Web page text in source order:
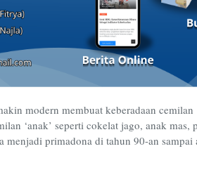
modern membuat keberadaan cemilan
‘anak’ seperti cokelat jago, anak
menjadi primadona di tahun 90-an